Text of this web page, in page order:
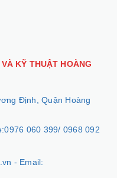
lý nước thải, nước công
KỸ THUẬT HOÀNG
Định, Quận Hoàng
060 399/ 0968 092